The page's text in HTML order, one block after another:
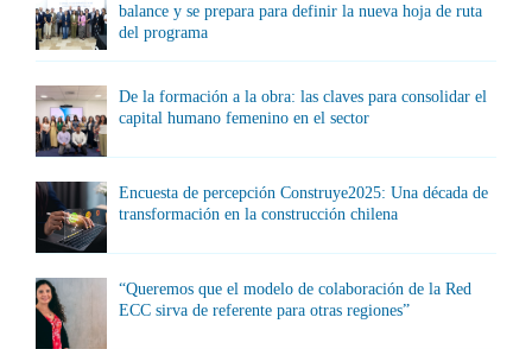
balance y se prepara para definir la nueva hoja de ruta
del programa
De la formación a la obra: las claves para consolidar el
capital humano femenino en el sector
Encuesta de percepción Construye2025: Una década de
transformación en la construcción chilena
“Queremos que el modelo de colaboración de la Red
ECC sirva de referente para otras regiones”